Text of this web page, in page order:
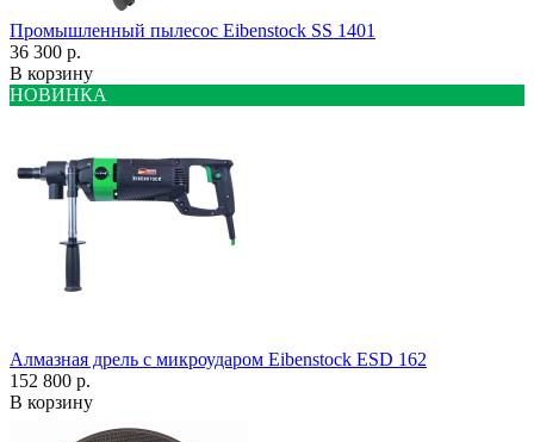
Промышленный пылесос Eibenstock SS 1401
36 300 р.
В корзину
НОВИНКА
Алмазная дрель с микроударом Eibenstock ESD 162
152 800 р.
В корзину